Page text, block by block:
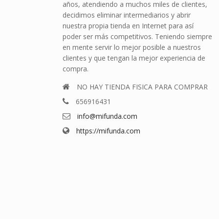
años, atendiendo a muchos miles de clientes,
decidimos eliminar intermediarios y abrir
nuestra propia tienda en Internet para así
poder ser más competitivos. Teniendo siempre
en mente servir lo mejor posible a nuestros
clientes y que tengan la mejor experiencia de
compra.
NO HAY TIENDA FISICA PARA COMPRAR
656916431
info@mifunda.com
https://mifunda.com